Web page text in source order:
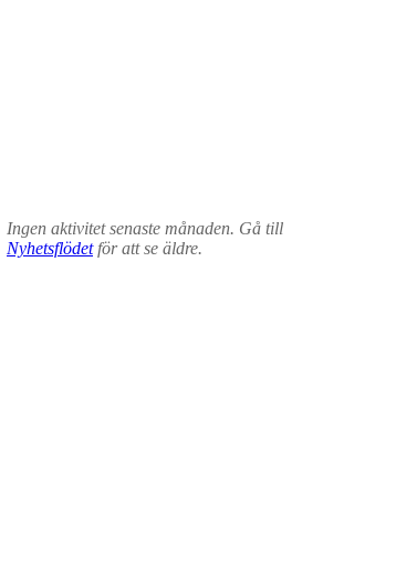
Ingen aktivitet senaste månaden. Gå till
Nyhetsflödetför att se äldre.